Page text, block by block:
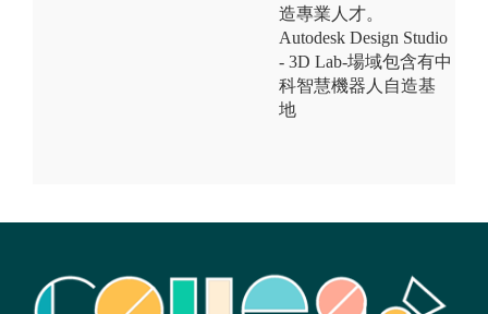
造專業人才。
Autodesk Design Studio
- 3D Lab-場域包含有中
科智慧機器人自造基
地